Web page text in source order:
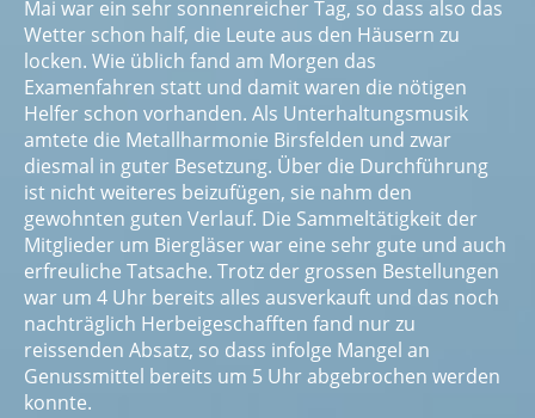
Mai war ein sehr sonnenreicher Tag, so dass also das
Wetter schon half, die Leute aus den Häusern zu
locken. Wie üblich fand am Morgen das
Examenfahren statt und damit waren die nötigen
Helfer schon vorhanden. Als Unterhaltungsmusik
amtete die Metallharmonie Birsfelden und zwar
diesmal in guter Besetzung. Über die Durchführung
ist nicht weiteres beizufügen, sie nahm den
gewohnten guten Verlauf. Die Sammeltätigkeit der
Mitglieder um Biergläser war eine sehr gute und auch
erfreuliche Tatsache. Trotz der grossen Bestellungen
war um 4 Uhr bereits alles ausverkauft und das noch
nachträglich Herbeigeschafften fand nur zu
reissenden Absatz, so dass infolge Mangel an
Genussmittel bereits um 5 Uhr abgebrochen werden
konnte.